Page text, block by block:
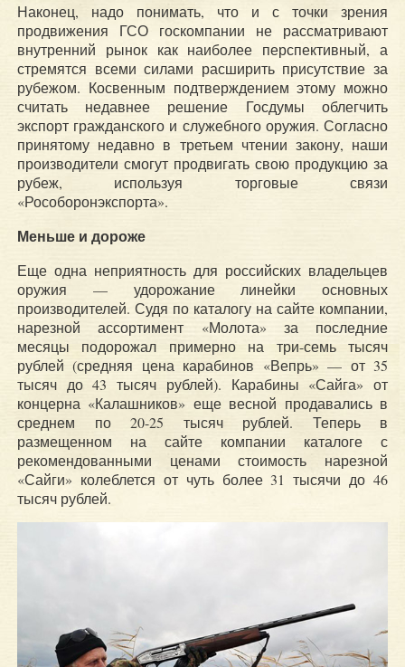
Наконец, надо понимать, что и с точки зрения
продвижения ГСО госкомпании не рассматривают
внутренний рынок как наиболее перспективный, а
стремятся всеми силами расширить присутствие за
рубежом. Косвенным подтверждением этому можно
считать недавнее решение Госдумы облегчить
экспорт гражданского и служебного оружия. Согласно
принятому недавно в третьем чтении закону, наши
производители смогут продвигать свою продукцию за
рубеж, используя торговые связи
«Рособоронэкспорта».
Меньше и дороже
Еще одна неприятность для российских владельцев
оружия — удорожание линейки основных
производителей. Судя по каталогу на сайте компании,
нарезной ассортимент «Молота» за последние
месяцы подорожал примерно на три-семь тысяч
рублей (средняя цена карабинов «Вепрь» — от 35
тысяч до 43 тысяч рублей). Карабины «Сайга» от
концерна «Калашников» еще весной продавались в
среднем по 20-25 тысяч рублей. Теперь в
размещенном на сайте компании каталоге с
рекомендованными ценами стоимость нарезной
«Сайги» колеблется от чуть более 31 тысячи до 46
тысяч рублей.